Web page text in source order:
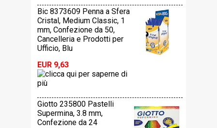
Bic 8373609 Penna a Sfera
Cristal, Medium Classic, 1
mm, Confezione da 50,
Cancelleria e Prodotti per
Ufficio, Blu
EUR 9,63
Giotto 235800 Pastelli
Supermina, 3.8 mm,
Confezione da 24